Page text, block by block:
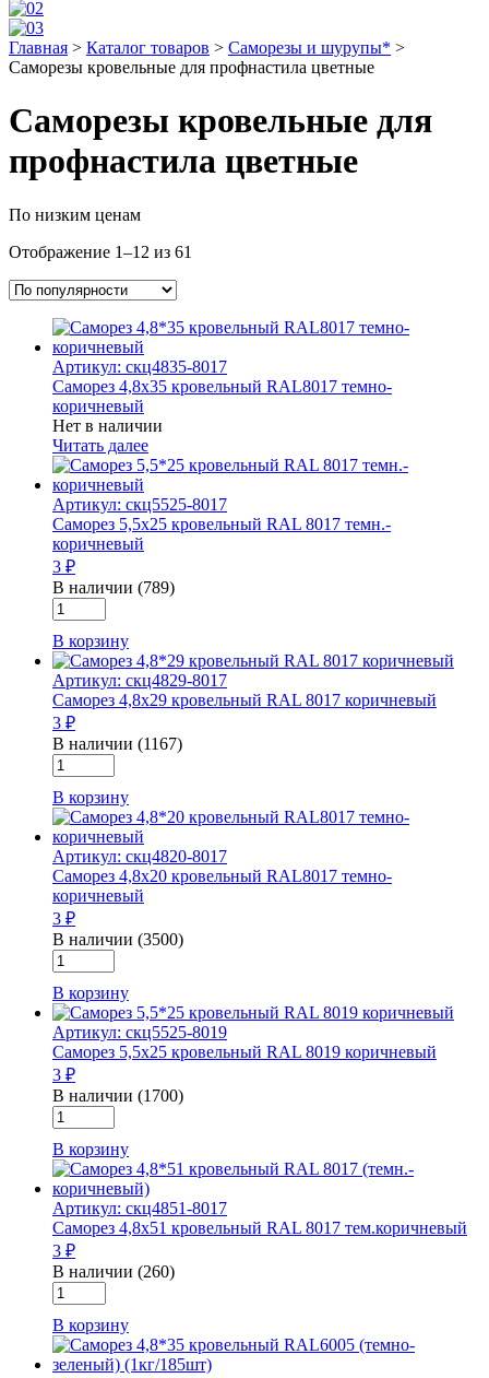
Главная > Каталог товаров > Саморезы и шурупы* >
Саморезы кровельные для профнастила цветные
Саморезы кровельные для
профнастила цветные
По низким ценам
Отображение 1–12 из 61
Артикул: скц4835-8017
Саморез 4,8х35 кровельный RAL8017 темно-
коричневый
Нет в наличии
Читать далее
Артикул: скц5525-8017
Саморез 5,5х25 кровельный RAL 8017 темн.-
коричневый
3 ₽
В наличии (789)
Количество
товара
Саморез
5,5х25
кровельный
RAL
8017
темн.-
коричневый
В корзину
Артикул: скц4829-8017
Саморез 4,8х29 кровельный RAL 8017 коричневый
3 ₽
В наличии (1167)
Количество
товара
Саморез
4,8х29
кровельный
RAL
8017
коричневый
В корзину
Артикул: скц4820-8017
Саморез 4,8х20 кровельный RAL8017 темно-
коричневый
3 ₽
В наличии (3500)
Количество
товара
Саморез
4,8х20
кровельный
RAL8017
темно-
коричневый
В корзину
Артикул: скц5525-8019
Саморез 5,5х25 кровельный RAL 8019 коричневый
3 ₽
В наличии (1700)
Количество
товара
Саморез
5,5х25
кровельный
RAL
8019
коричневый
В корзину
Артикул: скц4851-8017
Саморез 4,8х51 кровельный RAL 8017 тем.коричневый
3 ₽
В наличии (260)
Количество
товара
Саморез
4,8х51
кровельный
В корзину